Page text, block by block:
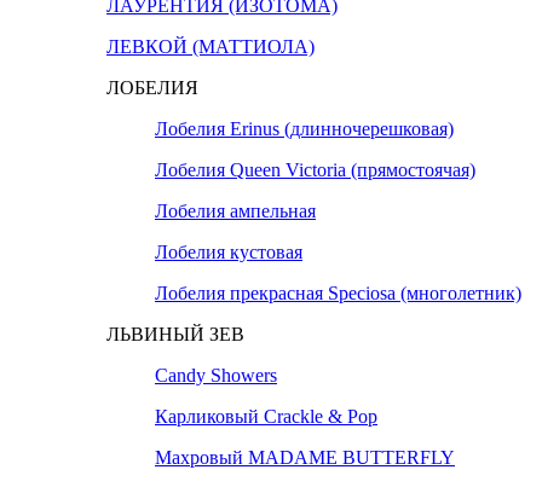
ЛАУРЕНТИЯ (ИЗОТОМА)
ЛЕВКОЙ (МАТТИОЛА)
ЛОБЕЛИЯ
Лобелия Erinus (длинночерешковая)
Лобелия Queen Victoria (прямостоячая)
Лобелия ампельная
Лобелия кустовая
Лобелия прекрасная Speciosa (многолетник)
ЛЬВИНЫЙ ЗЕВ
Candy Showers
Карликовый Crackle & Pop
Махровый MADAME BUTTERFLY